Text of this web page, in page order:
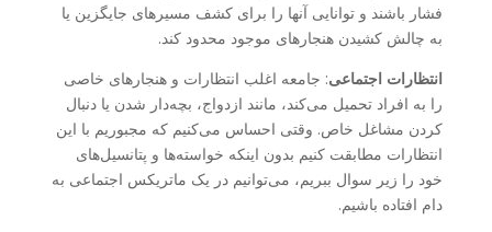
فشار باشند و توانایی آنها را برای کشف مسیرهای جایگزین یا
به چالش کشیدن هنجارهای موجود محدود کند.
انتظارات اجتماعی: جامعه اغلب انتظارات و هنجارهای خاصی
را به افراد تحمیل می‌کند، مانند ازدواج، بچه‌دار شدن یا دنبال
کردن مشاغل خاص. وقتی احساس می‌کنیم که مجبوریم با این
انتظارات مطابقت کنیم بدون اینکه خواسته‌ها و پتانسیل‌های
خود را زیر سوال ببریم، می‌توانیم در یک ماتریکس اجتماعی به
دام افتاده باشیم.